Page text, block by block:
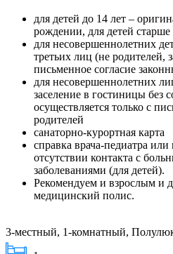
для детей до 14 лет –
рождении, для детей старше
для несовершеннолетних
третьих лиц (не родителей,
письменное согласие
для несовершеннолетних
заселение в гостиницы
осуществляется только с
родителей
санаторно-курортная карта
справка врача-педиатра
отсутствии контакта с
заболеваниями (для детей).
Рекомендуем и взрослым и
медицинский полис.
3-местный, 1-комнатный,